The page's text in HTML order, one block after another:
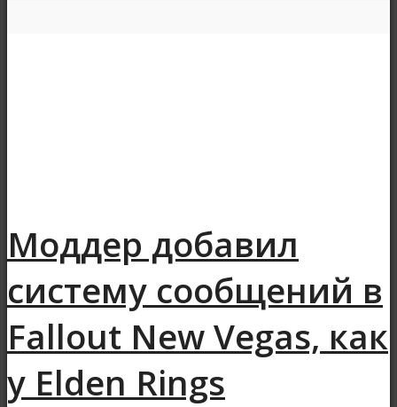
Моддер добавил
систему сообщений в
Fallout New Vegas, как
у Elden Rings